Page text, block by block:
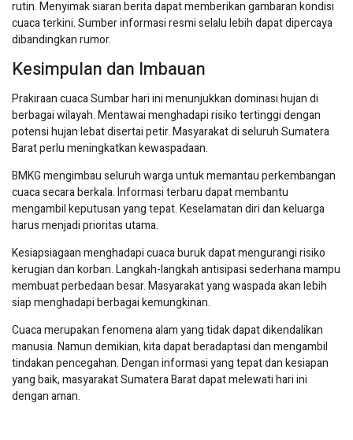
rutin. Menyimak siaran berita dapat memberikan gambaran kondisi
cuaca terkini. Sumber informasi resmi selalu lebih dapat dipercaya
dibandingkan rumor.
Kesimpulan dan Imbauan
Prakiraan cuaca Sumbar hari ini menunjukkan dominasi hujan di
berbagai wilayah. Mentawai menghadapi risiko tertinggi dengan
potensi hujan lebat disertai petir. Masyarakat di seluruh Sumatera
Barat perlu meningkatkan kewaspadaan.
BMKG mengimbau seluruh warga untuk memantau perkembangan
cuaca secara berkala. Informasi terbaru dapat membantu
mengambil keputusan yang tepat. Keselamatan diri dan keluarga
harus menjadi prioritas utama.
Kesiapsiagaan menghadapi cuaca buruk dapat mengurangi risiko
kerugian dan korban. Langkah-langkah antisipasi sederhana mampu
membuat perbedaan besar. Masyarakat yang waspada akan lebih
siap menghadapi berbagai kemungkinan.
Cuaca merupakan fenomena alam yang tidak dapat dikendalikan
manusia. Namun demikian, kita dapat beradaptasi dan mengambil
tindakan pencegahan. Dengan informasi yang tepat dan kesiapan
yang baik, masyarakat Sumatera Barat dapat melewati hari ini
dengan aman.